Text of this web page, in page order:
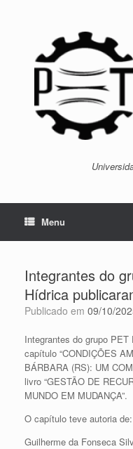
Menu
Integrantes do
Hídrica
Publicado em 09/10/
Integrantes do grupo
capítulo “CONDIÇÕES
BÁRBARA (RS): UM
livro “GESTÃO DE
MUNDO EM MUDANÇA”.
O capítulo teve autoria de:
Guilherme da Fonseca